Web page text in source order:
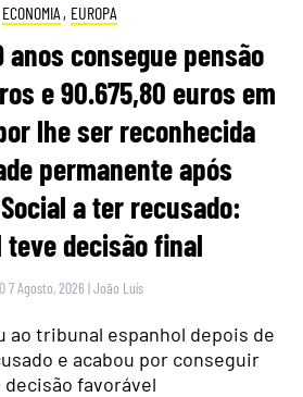
ECONOMIA , EUROPA
anos consegue pensão
e 90.675,80 euros em
lhe ser reconhecida
permanente após
a ter recusado:
decisão final
7 Agosto, 2026 |João Luís
ao tribunal espanhol depois de
e acabou por conseguir
decisão favorável